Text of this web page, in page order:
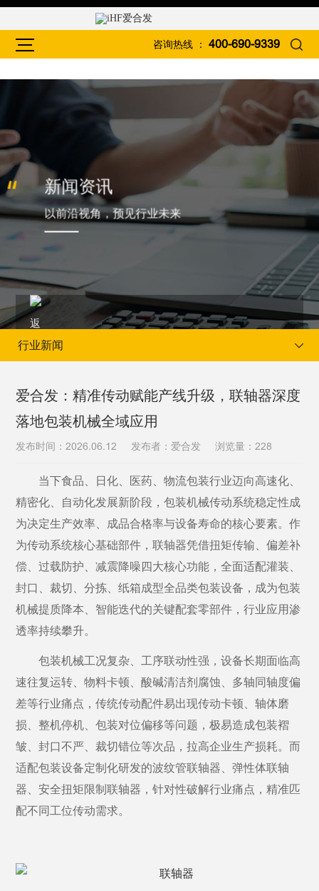
咨询热线 ： 400-690-9339
新闻资讯
以前沿视角，预见行业未来
当前位置：首页 新闻资讯
行业新闻
爱合发：精准传动赋能产线升级，联轴器深度
落地包装机械全域应用
发布时间：2026.06.12 发布者：爱合发 浏览量：228
当下食品、日化、医药、物流包装行业迈向高速化、
精密化、自动化发展新阶段，包装机械传动系统稳定性成
为决定生产效率、成品合格率与设备寿命的核心要素。作
为传动系统核心基础部件，联轴器凭借扭矩传输、偏差补
偿、过载防护、减震降噪四大核心功能，全面适配灌装、
封口、裁切、分拣、纸箱成型全品类包装设备，成为包装
机械提质降本、智能迭代的关键配套零部件，行业应用渗
透率持续攀升。
包装机械工况复杂、工序联动性强，设备长期面临高
速往复运转、物料卡顿、酸碱清洁剂腐蚀、多轴同轴度偏
差等行业痛点，传统传动配件易出现传动卡顿、轴体磨
损、整机停机、包装对位偏移等问题，极易造成包装褶
皱、封口不严、裁切错位等次品，拉高企业生产损耗。而
适配包装设备定制化研发的波纹管联轴器、弹性体联轴
器、安全扭矩限制联轴器，针对性破解行业痛点，精准匹
配不同工位传动需求。